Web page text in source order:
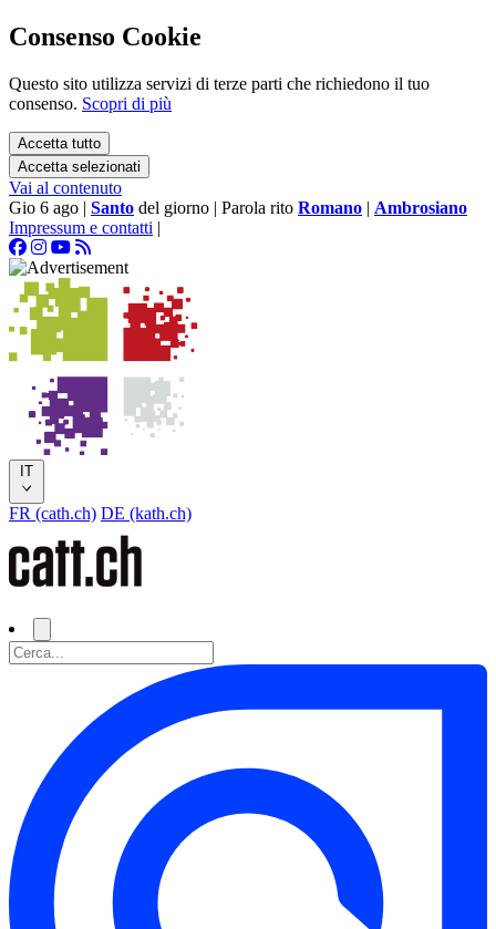
Consenso Cookie
Questo sito utilizza servizi di terze parti che richiedono il tuo
consenso. Scopri di più
Accetta tutto
Accetta selezionati
Vai al contenuto
Gio 6 ago | Santo del giorno | Parola rito Romano | Ambrosiano
Impressum e contatti |
IT
FR (cath.ch) DE (kath.ch)